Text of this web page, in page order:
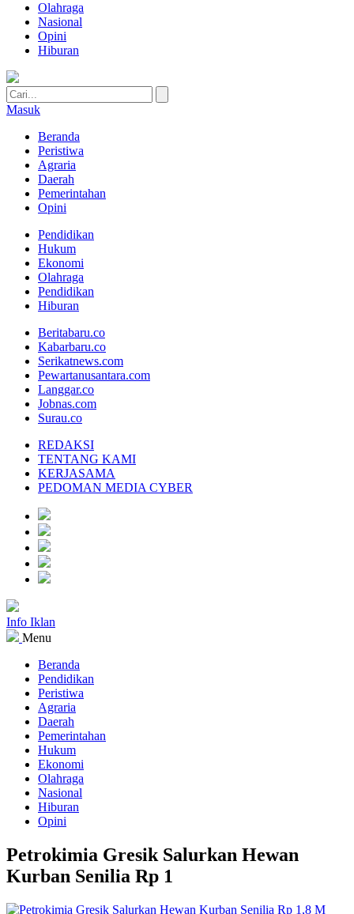
Olahraga
Nasional
Opini
Hiburan
Masuk
Beranda
Peristiwa
Agraria
Daerah
Pemerintahan
Opini
Pendidikan
Hukum
Ekonomi
Olahraga
Pendidikan
Hiburan
Beritabaru.co
Kabarbaru.co
Serikatnews.com
Pewartanusantara.com
Langgar.co
Jobnas.com
Surau.co
REDAKSI
TENTANG KAMI
KERJASAMA
PEDOMAN MEDIA CYBER
Info Iklan
Menu
Beranda
Pendidikan
Peristiwa
Agraria
Daerah
Pemerintahan
Hukum
Ekonomi
Olahraga
Nasional
Hiburan
Opini
Petrokimia Gresik Salurkan Hewan
Kurban Senilia Rp 1